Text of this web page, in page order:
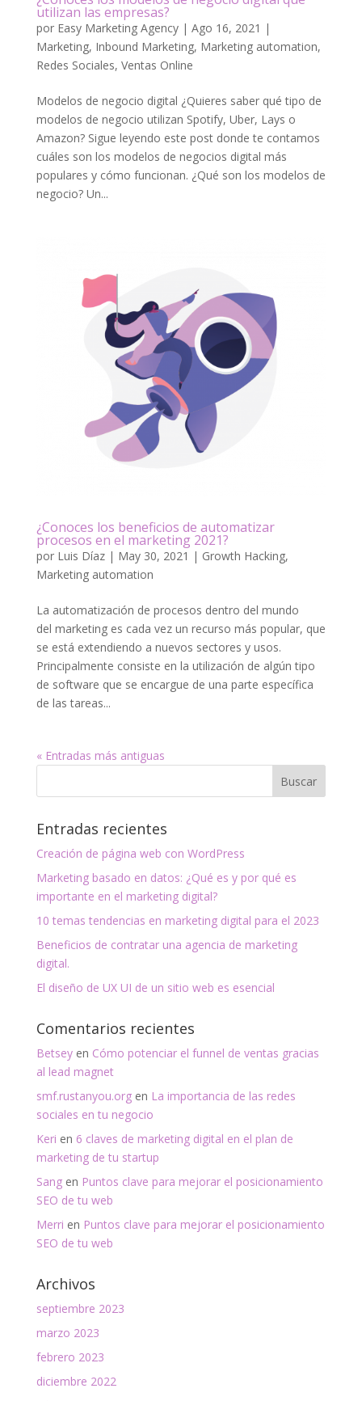
utilizan las empresas?
por Easy Marketing Agency| Ago 16, 2021 |
Marketing, Inbound Marketing, Marketing automation,
Redes Sociales, Ventas Online
Modelos de negocio digital ¿Quieres saber qué tipo de
modelos de negocio utilizan Spotify, Uber, Lays o
Amazon? Sigue leyendo este post donde te contamos
cuáles son los modelos de negocios digital más
populares y cómo funcionan. ¿Qué son los modelos de
negocio? Un...
¿Conoces los beneficios de automatizar
procesos en el marketing 2021?
por Luis Díaz| May 30, 2021 | Growth Hacking,
Marketing automation
La automatización de procesos dentro del mundo
del marketing es cada vez un recurso más popular, que
se está extendiendo a nuevos sectores y usos.
Principalmente consiste en la utilización de algún tipo
de software que se encargue de una parte específica
de las tareas...
« Entradas más antiguas
Entradas recientes
Creación de página web con WordPress
Marketing basado en datos: ¿Qué es y por qué es
importante en el marketing digital?
10 temas tendencias en marketing digital para el 2023
Beneficios de contratar una agencia de marketing
digital.
El diseño de UX UI de un sitio web es esencial
Comentarios recientes
Betseyen Cómo potenciar el funnel de ventas gracias
al lead magnet
smf.rustanyou.orgen La importancia de las redes
sociales en tu negocio
Keri en 6 claves de marketing digital en el plan de
marketing de tu startup
Sangen Puntos clave para mejorar el posicionamiento
SEO de tu web
Merri en Puntos clave para mejorar el posicionamiento
SEO de tu web
Archivos
septiembre 2023
marzo 2023
febrero 2023
diciembre 2022